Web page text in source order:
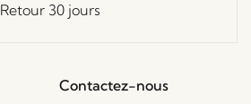
Retour 30 jours
Contactez-nous